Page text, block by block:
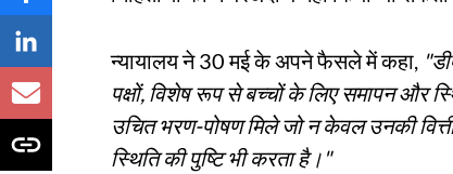
न्यायालय ने 30 मई के अपने फैसले में कहा,
पक्षों, विशेष रूप से बच्चों के लिए समापन और
उचित भरण-पोषण मिले जो न केवल उनकी
स्थिति की पुष्टि भी करता है।"